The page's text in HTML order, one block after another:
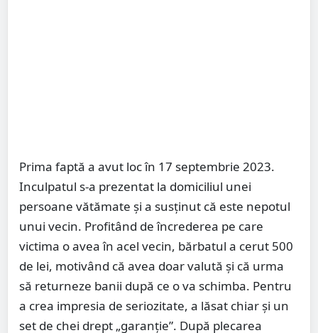
Prima faptă a avut loc în 17 septembrie 2023.
Inculpatul s-a prezentat la domiciliul unei
persoane vătămate și a susținut că este nepotul
unui vecin. Profitând de încrederea pe care
victima o avea în acel vecin, bărbatul a cerut 500
de lei, motivând că avea doar valută și că urma
să returneze banii după ce o va schimba. Pentru
a crea impresia de seriozitate, a lăsat chiar și un
set de chei drept „garanție”. După plecarea